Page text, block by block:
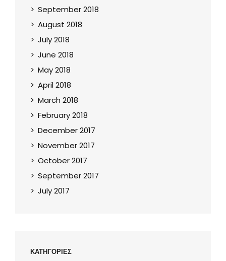
September 2018
August 2018
July 2018
June 2018
May 2018
April 2018
March 2018
February 2018
December 2017
November 2017
October 2017
September 2017
July 2017
ΚΑΤΗΓΟΡΙΕΣ